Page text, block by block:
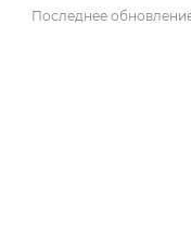
Последнее обновление: